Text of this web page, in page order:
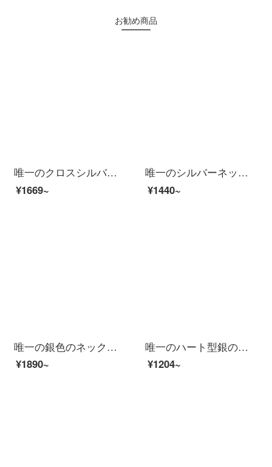
お勧め商品
唯一のクロスシルバーネックレス男性ファッションアクセサリーのペンダント男性ヒップホップチェーン925シルバー学生アクセサリーは彼氏にシルバーアクセサリーをプレゼントします。
¥1669~
唯一のシルバーネックレス女性ファッションアクセサリーペンダントカップル999足银アクセサリーは彼女にプレゼントします。スワロフスキーのジルコンと证明书のバラの広告ギフトボックスを饰ります。
¥1440~
唯一の銀色のネックレスです。女性のペンダント二つセット999足銀のネックレス+ピアスセットに証明書を添えます。
¥1890~
唯一のハート型銀のネックレスは、女性のファッションアクセサリーがぶら下がっています。カップルの鎖骨チェーン999足の銀のアクセサリーは、彼女にプレゼントします。スワロフスキーのジルコニアの証明書が付いています。
¥1204~